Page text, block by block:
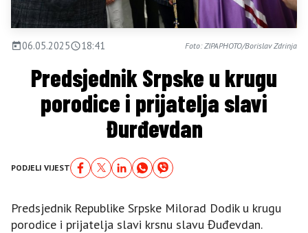
06.05.2025 18:41 Foto: ZIPAPHOTO/Borislav Zdrinja
Predsjednik Srpske u krugu
porodice i prijatelja slavi
Đurđevdan
PODJELI VIJEST
Predsjednik Republike Srpske Milorad Dodik u krugu
porodice i prijatelja slavi krsnu slavu Đuđevdan.